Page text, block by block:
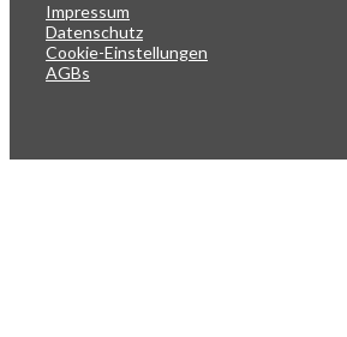
Impressum
Datenschutz
Cookie-Einstellungen
AGBs